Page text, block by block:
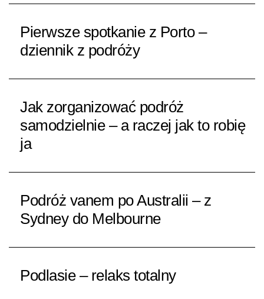
Pierwsze spotkanie z Porto –
dziennik z podróży
Jak zorganizować podróż
samodzielnie – a raczej jak to robię
ja
Podróż vanem po Australii – z
Sydney do Melbourne
Podlasie – relaks totalny